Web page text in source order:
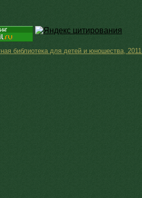
библиотека для детей и юношества,